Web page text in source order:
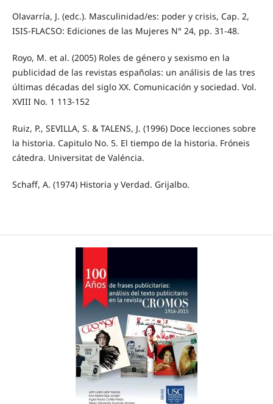
Olavarría, J. (edc.). Masculinidad/es: poder y crisis, Cap. 2,
ISIS-FLACSO: Ediciones de las Mujeres N° 24, pp. 31-48.
Royo, M. et al. (2005) Roles de género y sexismo en la
publicidad de las revistas españolas: un análisis de las tres
últimas décadas del siglo XX. Comunicación y sociedad. Vol.
XVIII No. 1 113-152
Ruiz, P., SEVILLA, S. & TALENS, J. (1996) Doce lecciones sobre
la historia. Capitulo No. 5. El tiempo de la historia. Fróneis
cátedra. Universitat de Valéncia.
Schaff, A. (1974) Historia y Verdad. Grijalbo.